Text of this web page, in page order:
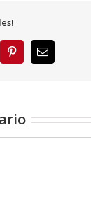
PinterestCorreo
electrónico